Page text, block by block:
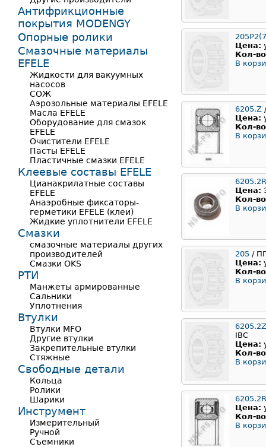
Цена:
Кол-
В
6205.Z
Цена:
Кол-
В
Цена:
Кол-
В
205 /
Цена:
Кол-
В
IBC
Цена:
Кол-
В
Цена:
Кол-
В
Антифрикционные
покрытия MODENGY
Опорные ролики
Смазочные материалы
EFELE
Жидкости для вакуумных
насосов
СОЖ
Аэрозольные материалы EFELE
Масла EFELE
Оборудование для смазок
EFELE
Очистители EFELE
Пасты EFELE
Пластичные смазки EFELE
Клеевые составы EFELE
Цианакрилатные составы
EFELE
Анаэробные фиксаторы-
герметики EFELE (клеи)
Жидкие уплотнители EFELE
Смазки
смазочные материалы других
производителей
Смазки OKS
РТИ
Манжеты армированные
Сальники
Уплотнения
Втулки
Втулки MFO
Другие втулки
Закрепительные втулки
Стяжные
Свободные детали
Кольца
Ролики
Шарики
Инструмент
Измерительный
Ручной
Съемники